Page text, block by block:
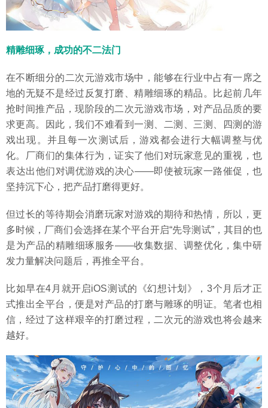
精雕细琢，成功的不二法门
在不断细分的二次元游戏市场中，能够在行业中占有一席之
地的无疑不是经过反复打磨、精雕细琢的精品。比起前几年
抢时间推产品，现阶段的二次元游戏市场，对产品品质的要
求更高。因此，我们不难看到一测、二测、三测、四测的游
戏出现。并且每一次测试后，游戏都会进行大幅调整与优
化。厂商们的集体行为，证实了他们对玩家意见的重视，也
表达出他们对调优游戏的决心——即使被玩家一路催促，也
坚持沉下心，把产品打磨得更好。
但过长的等待期会消磨玩家对游戏的期待和热情，所以，更
多时候，厂商们会选择在某个平台开启“先导测试”，其目的也
是为产品的精雕细琢服务——收集数据、调整优化，集中研
发力量解决问题后，再推全平台。
比如早在4月就开启iOS测试的《幻想计划》，3个月后才正
式推出全平台，便是对产品的打磨与雕琢的明证。笔者也相
信，经过了这样艰辛的打磨过程，二次元的游戏也将会越来
越好。